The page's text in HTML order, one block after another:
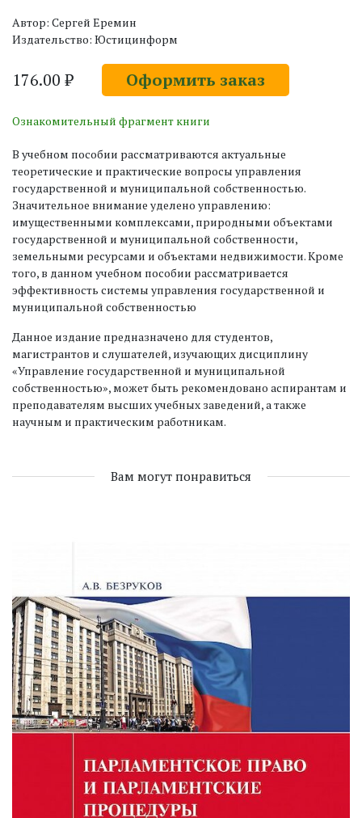
Автор: Сергей Еремин
Издательство: Юстицинформ
176.00 ₽ Оформить заказ
Ознакомительный фрагмент книги
В учебном пособии рассматриваются актуальные
теоретические и практические вопросы управления
государственной и муниципальной собственностью.
Значительное внимание уделено управлению:
имущественными комплексами, природными объектами
государственной и муниципальной собственности,
земельными ресурсами и объектами недвижимости. Кроме
того, в данном учебном пособии рассматривается
эффективность системы управления государственной и
муниципальной собственностью
Данное издание предназначено для студентов,
магистрантов и слушателей, изучающих дисциплину
«Управление государственной и муниципальной
собственностью», может быть рекомендовано аспирантам и
преподавателям высших учебных заведений, а также
научным и практическим работникам.
Вам могут понравиться